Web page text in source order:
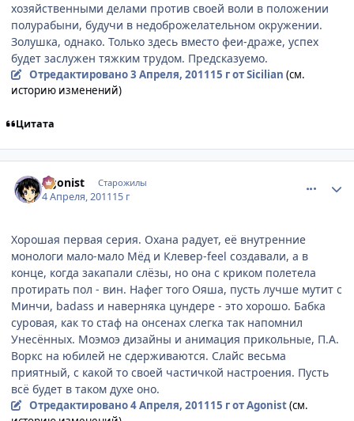
хозяйственными делами против своей воли в положении
полурабыни, будучи в недоброжелательном окружении.
Золушка, однако. Только здесь вместо феи-драже, успех
будет заслужен тяжким трудом. Предсказуемо.
Отредактировано3 Апреля, 201115 гот Sicilian (см.
историю изменений)
Цитата
Agonist Старожилы
4 Апреля, 201115 г
Хорошая первая серия. Охана радует, её внутренние
монологи мало-мало Мёд и Клевер-feel создавали, а в
конце, когда закапали слёзы, но она с криком полетела
протирать пол - вин. Нафег того Ояша, пусть лучше мутит с
Минчи, badass и наверняка цундере - это хорошо. Бабка
суровая, как то стаф на онсенах слегка так напомнил
Унесённых. Моэмоэ дизайны и анимация прикольные, П.А.
Воркс на юбилей не сдерживаются. Слайс весьма
приятный, с какой то своей частичкой настроения. Пусть
всё будет в таком духе оно.
Отредактировано4 Апреля, 201115 гот Agonist(см.